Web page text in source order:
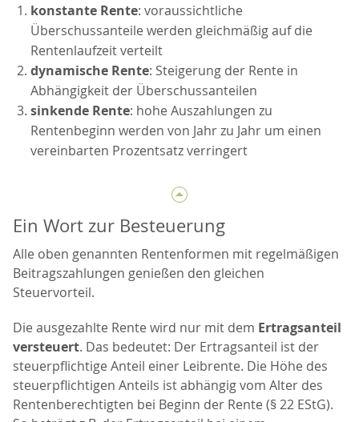
konstante Rente: voraussichtliche
Überschussanteile werden gleichmäßig auf die
Rentenlaufzeit verteilt
dynamische Rente: Steigerung der Rente in
Abhängigkeit der Überschussanteilen
sinkende Rente: hohe Auszahlungen zu
Rentenbeginn werden von Jahr zu Jahr um einen
vereinbarten Prozentsatz verringert
Ein Wort zur Besteuerung
Alle oben genannten Rentenformen mit regelmäßigen
Beitragszahlungen genießen den gleichen
Steuervorteil.
Die ausgezahlte Rente wird nur mit dem Ertragsanteil
versteuert. Das bedeutet: Der Ertragsanteil ist der
steuerpflichtige Anteil einer Leibrente. Die Höhe des
steuerpflichtigen Anteils ist abhängig vom Alter des
Rentenberechtigten bei Beginn der Rente (§ 22 EStG).